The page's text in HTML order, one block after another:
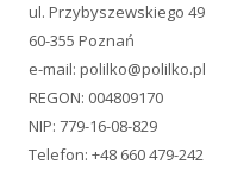
ul. Przybyszewskiego 49
60-355 Poznań
e-mail: polilko@polilko.pl
REGON: 004809170
NIP: 779-16-08-829
Telefon: +48 660 479-242